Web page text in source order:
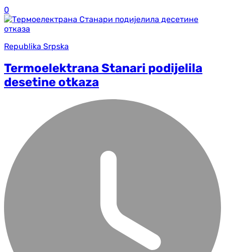
0
Republika Srpska
Termoelektrana Stanari podijelila
desetine otkaza